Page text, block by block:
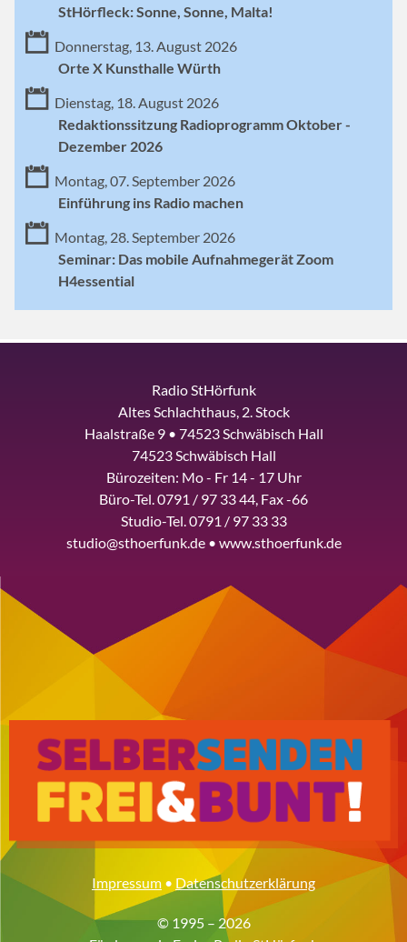
StHörfleck: Sonne, Sonne, Malta!
Donnerstag, 13. August 2026
Orte X Kunsthalle Würth
Dienstag, 18. August 2026
Redaktionssitzung Radioprogramm Oktober -
Dezember 2026
Montag, 07. September 2026
Einführung ins Radio machen
Montag, 28. September 2026
Seminar: Das mobile Aufnahmegerät Zoom
H4essential
Radio StHörfunk
Altes Schlachthaus, 2. Stock
Haalstraße 9 • 74523 Schwäbisch Hall
74523 Schwäbisch Hall
Bürozeiten: Mo - Fr 14 - 17 Uhr
Büro-Tel. 0791 / 97 33 44, Fax -66
Studio-Tel. 0791 / 97 33 33
studio@sthoerfunk.de • www.sthoerfunk.de
Impressum • Datenschutzerklärung
© 1995 – 2026